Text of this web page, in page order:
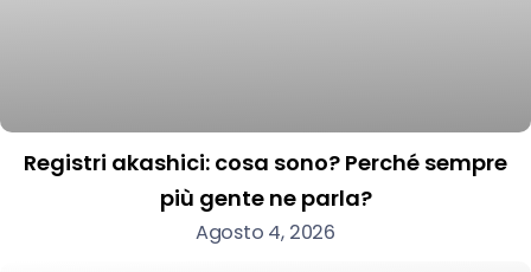
Registri akashici: cosa sono? Perché sempre
più gente ne parla?
Agosto 4, 2026